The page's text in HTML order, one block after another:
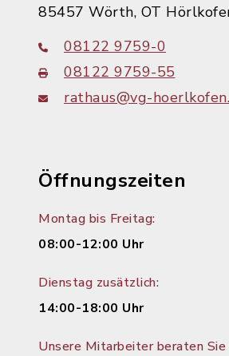
85457 Wörth, OT
08122 9759-0
08122 9759-55
rathaus@vg-
Öffnungszeiten
Montag bis Freitag:
08:00-12:00 Uhr
Dienstag zusätzlich:
14:00-18:00 Uhr
Unsere Mitarbeiter beraten Sie